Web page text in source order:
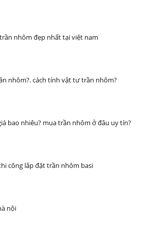
nhôm đẹp nhất tại việt nam
nhôm?. cách tính vật tư trần nhôm?
bao nhiêu? mua trần nhôm ở đâu uy tín?
công lắp đặt trần nhôm basi
nội